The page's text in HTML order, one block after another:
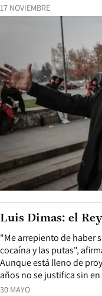
17 NOVIEMBRE
30 MAYO
"Me arrepiento de haber
cocaína y las putas",
Aunque está lleno de
años no se justifica sin
Luis Dimas: el